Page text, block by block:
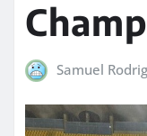
Samuel